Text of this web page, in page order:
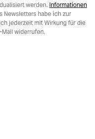
werden. Informationen
Newsletters habe ich zur
jederzeit mit Wirkung für die
Mail widerrufen.